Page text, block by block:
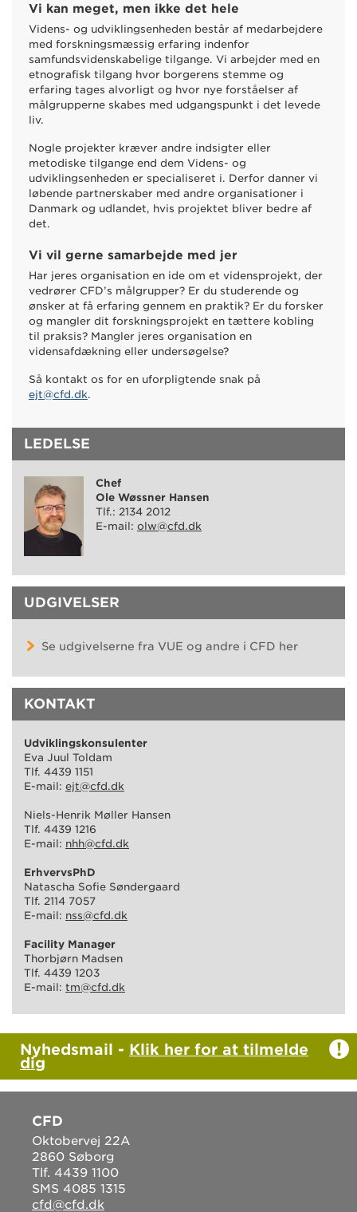
Vi kan meget, men ikke det hele
Videns- og udviklingsenheden består af medarbejdere
med forskningsmæssig erfaring indenfor
samfundsvidenskabelige tilgange. Vi arbejder med en
etnografisk tilgang hvor borgerens stemme og
erfaring tages alvorligt og hvor nye forståelser af
målgrupperne skabes med udgangspunkt i det levede
liv.
Nogle projekter kræver andre indsigter eller
metodiske tilgange end dem Videns- og
udviklingsenheden er specialiseret i. Derfor danner vi
løbende partnerskaber med andre organisationer i
Danmark og udlandet, hvis projektet bliver bedre af
det.
Vi vil gerne samarbejde med jer
Har jeres organisation en ide om et vidensprojekt, der
vedrører CFD’s målgrupper? Er du studerende og
ønsker at få erfaring gennem en praktik? Er du forsker
og mangler dit forskningsprojekt en tættere kobling
til praksis? Mangler jeres organisation en
vidensafdækning eller undersøgelse?
Så kontakt os for en uforpligtende snak på
ejt@cfd.dk.
LEDELSE
Chef
Ole Wøssner Hansen
Tlf.: 2134 2012
E-mail: olw@cfd.dk
UDGIVELSER
Se udgivelserne fra VUE og andre i CFD her
KONTAKT
Udviklingskonsulenter
Eva Juul Toldam
Tlf. 4439 1151
E-mail: ejt@cfd.dk
Niels-Henrik Møller Hansen
Tlf. 4439 1216
E-mail: nhh@cfd.dk
ErhvervsPhD
Natascha Sofie Søndergaard
Tlf. 2114 7057
E-mail: nss@cfd.dk
Facility Manager
Thorbjørn Madsen
Tlf. 4439 1203
E-mail: tm@cfd.dk
Nyhedsmail - Klik her for at tilmelde
dig
CFD
Oktobervej 22A
2860 Søborg
Tlf. 4439 1100
SMS 4085 1315
cfd@cfd.dk